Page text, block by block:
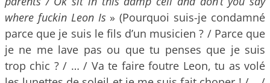
whеre fuckin Leon Is» (Pourquoi suis-je condamné
parce que je suis le fils d’un musicien ? / Parce que
je ne me lave pas ou que tu penses que je suis
trop chic ? / … / Va te faire foutre Leon, tu as volé